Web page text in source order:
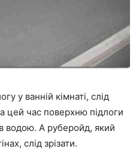
у ванній кімнаті, слід
цей час поверхню підлоги
водою. А руберойд, який
слід зрізати.